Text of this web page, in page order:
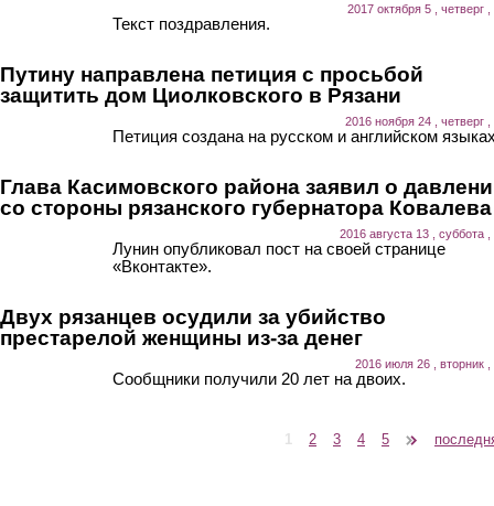
2017 октября 5 , четверг
Текст поздравления.
Путину направлена петиция с просьбой
защитить дом Циолковского в Рязани
2016 ноября 24 , четверг ,
Петиция создана на русском и английском
Глава Касимовского района заявил о
со стороны рязанского губернатора Ковалева
2016 августа 13 , суббота ,
Лунин опубликовал пост на своей странице
«Вконтакте».
Двух рязанцев осудили за убийство
престарелой женщины из-за денег
2016 июля 26 , вторник ,
Сообщники получили 20 лет на двоих.
1 2 3 4 5